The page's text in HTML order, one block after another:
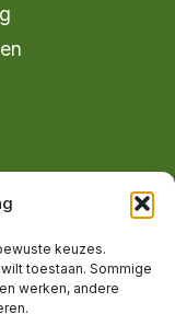
keuzes.
toestaan. Sommige
werken, andere